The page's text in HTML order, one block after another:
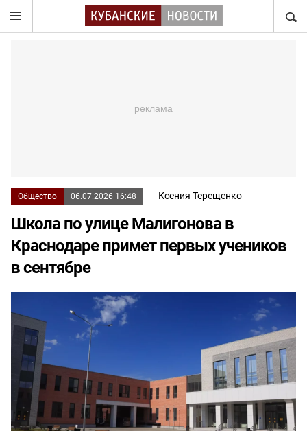
Общество 06.07.2026 16:48 Ксения Терещенко
Школа по улице Малигонова в
Краснодаре примет первых учеников
в сентябре